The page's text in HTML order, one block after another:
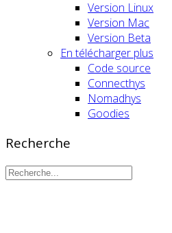
Version Linux
Version Mac
Version Beta
En télécharger plus
Code source
Connecthys
Nomadhys
Goodies
Recherche